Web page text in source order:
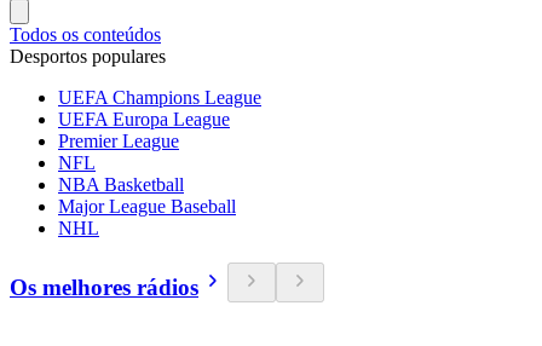
Todos os conteúdos
Desportos populares
UEFA Champions League
UEFA Europa League
Premier League
NFL
NBA Basketball
Major League Baseball
NHL
Os melhores rádios